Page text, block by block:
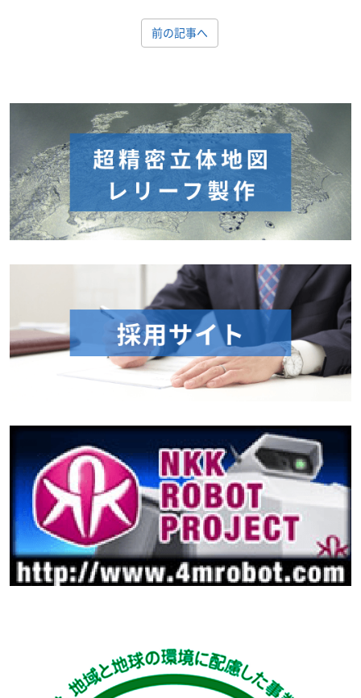
前の記事へ